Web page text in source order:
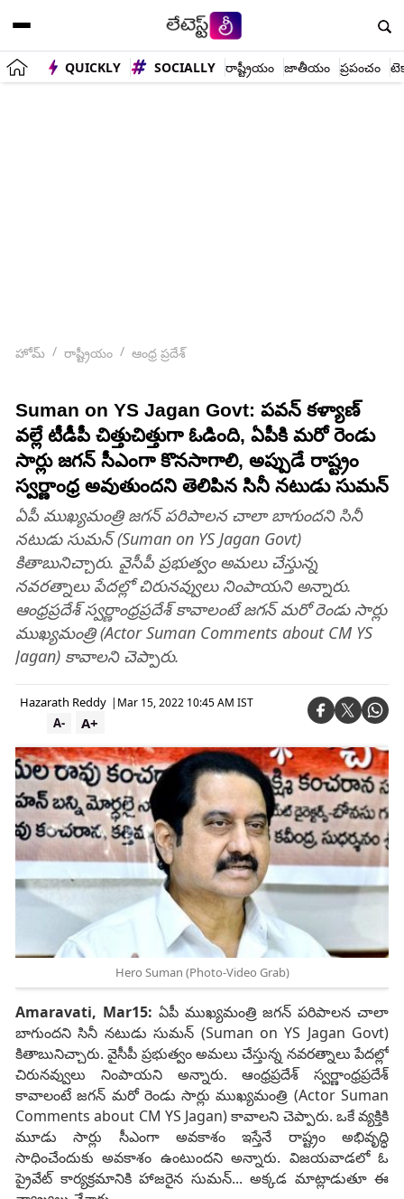
QUICKLY SOCIALLY రాష్ట్రీయం జాతీయం ప్రపంచం
హోమ్ రాష్ట్రీయం ఆంధ్ర ప్రదేశ్
Suman on YS Jagan Govt: పవన్ కళ్యాణ్
వల్లే టీడీపీ చిత్తుచిత్తుగా ఓడింది, ఏపీకి మరో రెండు
సార్లు జగన్‌ సీఎంగా కొనసాగాలి, అప్పుడే రాష్ట్రం
స్వర్ణాంధ్ర అవుతుందని తెలిపిన సినీ నటుడు సుమన్
ఏపీ ముఖ్యమంత్రి జగన్ పరిపాలన చాలా బాగుందని సినీ
నటుడు సుమన్ (Suman on YS Jagan Govt)
కితాబునిచ్చారు. వైసీపీ ప్రభుత్వం అమలు చేస్తున్న
నవరత్నాలు పేదల్లో చిరునవ్వులు నింపాయని అన్నారు.
ఆంధ్రప్రదేశ్ స్వర్ణాంధ్రప్రదేశ్ కావాలంటే జగన్ మరో రెండు సార్లు
ముఖ్యమంత్రి (Actor Suman Comments about CM YS
Jagan) కావాలని చెప్పారు.
Hazarath Reddy | Mar 15, 2022 10:45 AM IST
A+
A-
Hero Suman (Photo-Video Grab)
Amaravati, Mar15: ఏపీ ముఖ్యమంత్రి జగన్ పరిపాలన చాలా
బాగుందని సినీ నటుడు సుమన్ (Suman on YS Jagan Govt)
కితాబునిచ్చారు. వైసీపీ ప్రభుత్వం అమలు చేస్తున్న నవరత్నాలు పేదల్లో
చిరునవ్వులు నింపాయని అన్నారు. ఆంధ్రప్రదేశ్ స్వర్ణాంధ్రప్రదేశ్
కావాలంటే జగన్ మరో రెండు సార్లు ముఖ్యమంత్రి (Actor Suman
Comments about CM YS Jagan) కావాలని చెప్పారు. ఒకే వ్యక్తికి
మూడు సార్లు సీఎంగా అవకాశం ఇస్తేనే రాష్ట్రం అభివృద్ధి
సాధించేందుకు అవకాశం ఉంటుందని అన్నారు. విజయవాడలో ఓ
ప్రైవేట్ కార్యక్రమానికి హాజరైన సుమన్... అక్కడ మాట్లాడుతూ ఈ